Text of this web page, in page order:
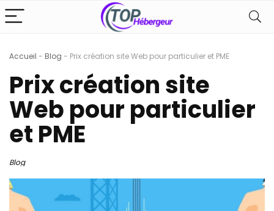
Accueil - Blog - Prix création site Web pour particulier et PME
Prix création site
Web pour particulier
et PME
Blog